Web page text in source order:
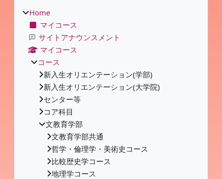
Home
マイコース
サイトアナウンスメント
マイコース
コース
新入生オリエンテーション(学部)
新入生オリエンテーション(大学院)
センター等
コア科目
文教育学部
文教育学部共通
哲学・倫理学・美術史コース
比較歴史学コース
地理学コース